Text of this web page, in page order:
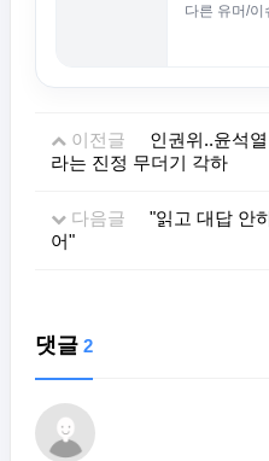
다른 유머/이
이전글
인권위..윤석
라는 진정 무더기 각하
다음글
"읽고 대답 안
어"
댓글 2